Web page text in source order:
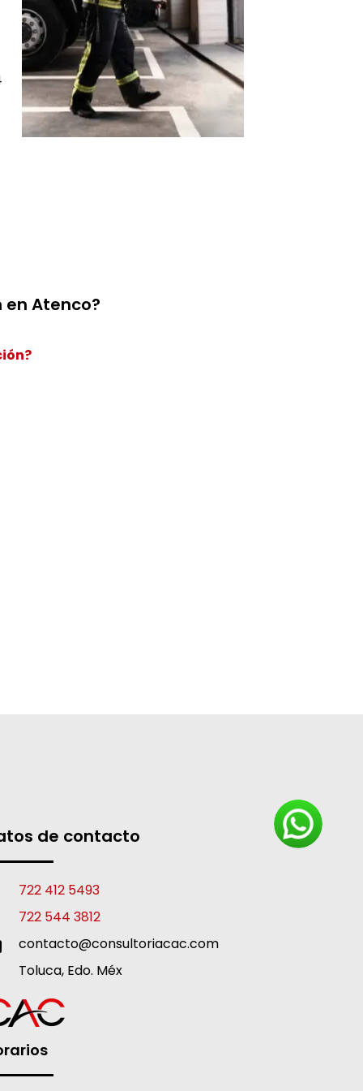
Atenco?
de contacto
722 412 5493
722 544 3812
contacto@consultoriacac.com
Toluca, Edo. Méx